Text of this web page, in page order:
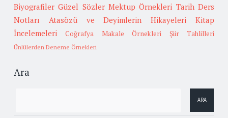
Biyografiler Güzel Sözler Mektup Örnekleri Tarih Ders
Notları
Atasözü ve Deyimlerin Hikayeleri
Kitap
İncelemeleri
Coğrafya Makale Örnekleri Şiir Tahlilleri
Ünlülerden Deneme Örnekleri
Ara